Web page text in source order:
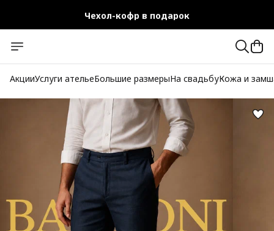
Чехол-кофр в подарок
Бесплатная доставка при заказе от 10 000 руб.
АкцииУслуги ательеБольшие размерыНа свадьбуКожа и